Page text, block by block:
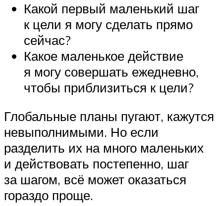
Какой первый маленький шаг
к цели я могу сделать прямо
сейчас?
Какое маленькое действие
я могу совершать ежедневно,
чтобы приблизиться к цели?
Глобальные планы пугают, кажутся
невыполнимыми. Но если
разделить их на много маленьких
и действовать постепенно, шаг
за шагом, всё может оказаться
гораздо проще.